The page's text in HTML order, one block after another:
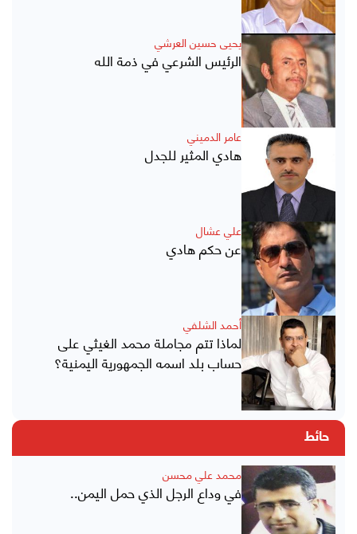
يحيى حسين العرشي
الرئيس الشرعي في ذمة الله
عامر الدميني
هادي المثير للجدل
علي عشال
عن حكم هادي
أحمد الشلفي
لماذا تتم مجاملة محمد الغيثي على
حساب بلد اسمه الجمهورية اليمنية؟
حائط
محمد علي محسن
في وداع الرجل الذي حمل اليمن..